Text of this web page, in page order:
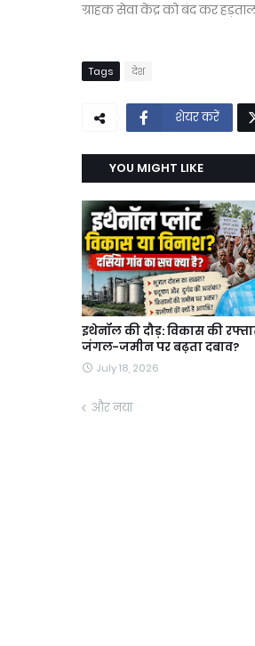
ग्राहक सेवा केंद्र को बंद कर
Tags देश
शेयर करें
YOU MIGHT LIKE
इथेनॉल की दौड़: विकास की
जंगल-जमीन पर बढ़ता दबाव?
July 18, 2026
और नया